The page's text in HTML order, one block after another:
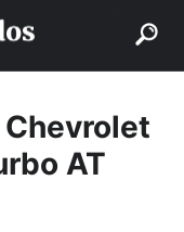
Chevrolet
AT